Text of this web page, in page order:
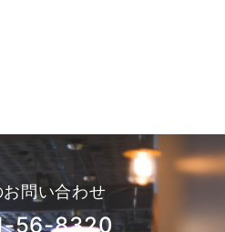
問い合わせ
56-8320